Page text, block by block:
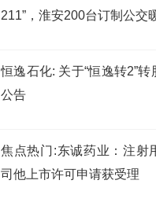
211”，淮安200台订制公交
恒逸石化: 关于“恒逸转2”
公告
焦点热门:东诚药业：注射
司他上市许可申请获受理